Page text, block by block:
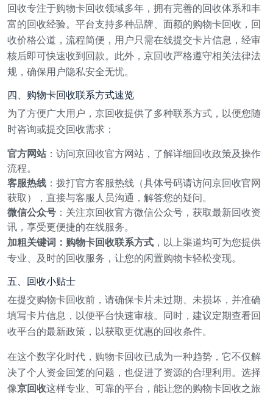
回收专注于购物卡回收领域多年，拥有完善的回收体系和丰
富的回收经验。平台支持多种品牌、面额的购物卡回收，回
收价格公道，流程简便，用户只需在线提交卡片信息，经审
核后即可快速收到回款。此外，京回收严格遵守相关法律法
规，确保用户隐私安全无忧。
四、购物卡回收联系方式速览
为了方便广大用户，京回收提供了多种联系方式，以便您随
时咨询或提交回收需求：
官方网站：访问京回收官方网站，了解详细回收政策及操作
流程。
客服热线 ：拨打官方客服热线（具体号码请访问京回收官网
获取），直接与客服人员沟通，解答您的疑问。
微信公众号 ：关注京回收官方微信公众号，获取最新回收资
讯，享受更便捷的在线服务。
加粗关键词：购物卡回收联系方式 ，以上渠道均可为您提供
专业、及时的回收服务，让您的闲置购物卡轻松变现。
五、回收小贴士
在提交购物卡回收前，请确保卡片未过期、未损坏，并准确
填写卡片信息，以便平台快速审核。同时，建议定期查看回
收平台的最新政策，以获取更优惠的回收条件。
在这个数字化时代，购物卡回收已成为一种趋势，它不仅解
决了个人资金回笼的问题，也促进了资源的合理利用。选择
像京回收这样专业、可靠的平台，能让您的购物卡回收之旅